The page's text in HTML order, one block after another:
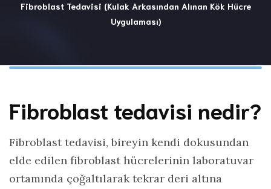
Fibroblast Tedavisi (Kulak Arkasından Alınan Kök Hücre
Uygulaması)
Fibroblast tedavisi nedir?
Fibroblast tedavisi, bireyin kendi dokusundan
elde edilen fibroblast hücrelerinin laboratuvar
ortamında çoğaltılarak tekrar deri altına